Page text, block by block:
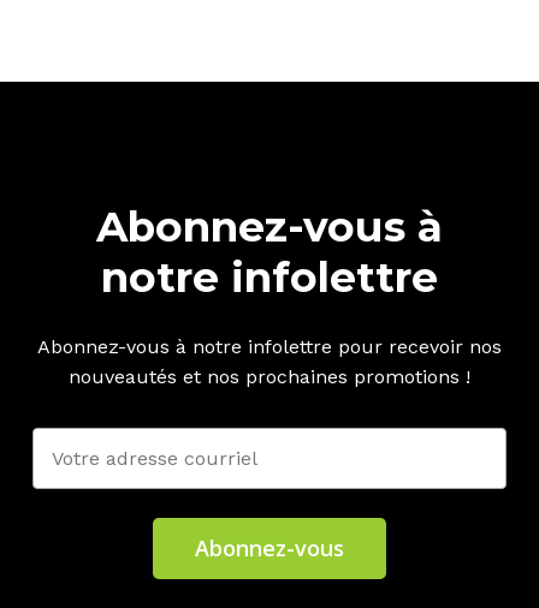
Abonnez-vous à
notre infolettre
Abonnez-vous à notre infolettre pour recevoir nos
nouveautés et nos prochaines promotions !